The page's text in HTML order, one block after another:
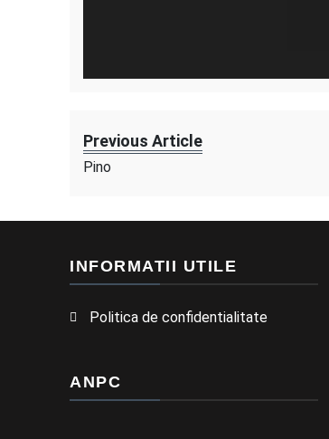
Previous Article
Pino
INFORMATII UTILE
Politica de confidentialitate
ANPC